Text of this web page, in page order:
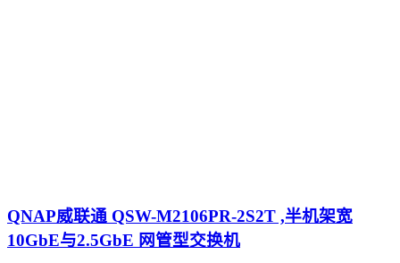
QNAP威联通 QSW-M2106PR-2S2T ,半机架宽
10GbE与2.5GbE 网管型交换机